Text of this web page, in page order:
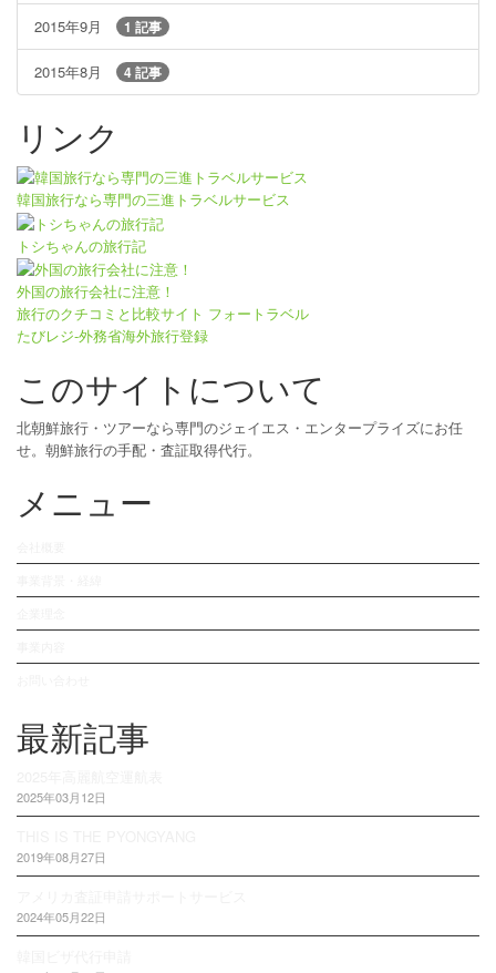
2015年9月 1 記事
2015年8月 4 記事
リンク
韓国旅行なら専門の三進トラベルサービス
トシちゃんの旅行記
外国の旅行会社に注意！
旅行のクチコミと比較サイト フォートラベル
たびレジ-外務省海外旅行登録
このサイトについて
北朝鮮旅行・ツアーなら専門のジェイエス・エンタープライズにお任
せ。朝鮮旅行の手配・査証取得代行。
メニュー
最新記事
2025年03月12日
2019年08月27日
2024年05月22日